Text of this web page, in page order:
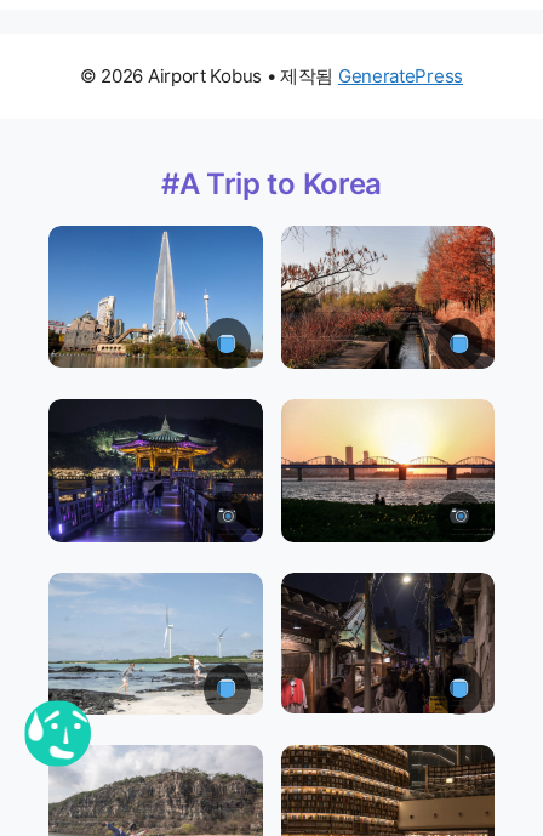
© 2026 Airport Kobus • 제작됨 GeneratePress
#A Trip to Korea